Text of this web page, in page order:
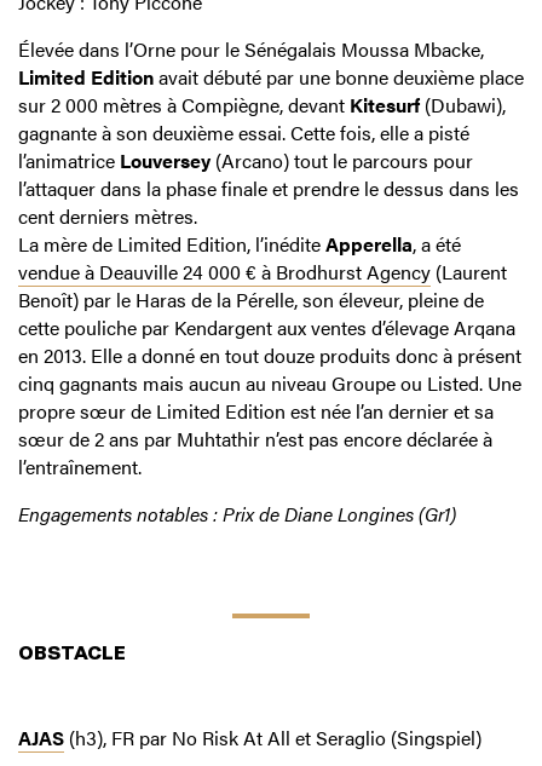
Élevée dans l’Orne pour le Sénégalais Moussa Mbacke,
Limited Editionavait débuté par une bonne deuxième place
sur 2 000 mètres à Compiègne, devant Kitesurf (Dubawi),
gagnante à son deuxième essai. Cette fois, elle a pisté
l’animatrice Louversey (Arcano) tout le parcours pour
l’attaquer dans la phase finale et prendre le dessus dans les
cent derniers mètres.
La mère de Limited Edition, l’inéditeApperella, a été
vendue à Deauville 24 000 € à Brodhurst Agency (Laurent
Benoît) par le Haras de la Pérelle, son éleveur, pleine de
cette pouliche par Kendargent aux ventes d’élevage Arqana
en 2013. Elle a donné en tout douze produits donc à présent
cinq gagnants mais aucun au niveau Groupe ou Listed. Une
propre sœur de Limited Edition est née l’an dernier et sa
sœur de 2 ans par Muhtathir n’est pas encore déclarée à
l’entraînement.
Engagements notables : Prix de Diane Longines (Gr1)
OBSTACLE
AJAS (h3), FR par No Risk At All et Seraglio (Singspiel)